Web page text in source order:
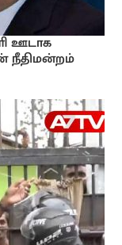
ஊடாக
நீதிமன்றம்